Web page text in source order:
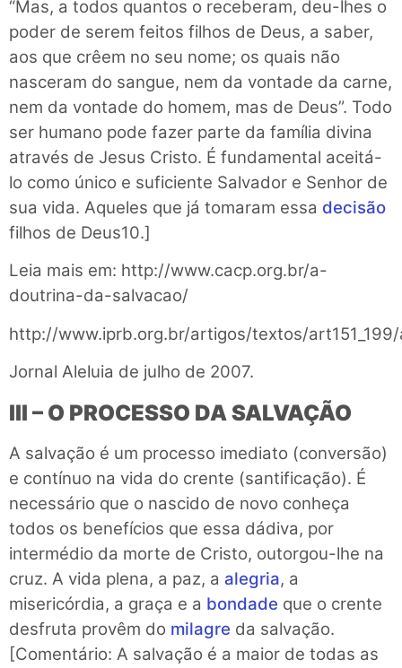
“Mas, a todos quantos o receberam, deu-lhes o
poder de serem feitos filhos de Deus, a saber,
aos que crêem no seu nome; os quais não
nasceram do sangue, nem da vontade da carne,
nem da vontade do homem, mas de Deus”. Todo
ser humano pode fazer parte da família divina
através de Jesus Cristo. É fundamental aceitá-
lo como único e suficiente Salvador e Senhor de
sua vida. Aqueles que já tomaram essa decisão
filhos de Deus10.]
Leia mais em: http://www.cacp.org.br/a-
doutrina-da-salvacao/
http://www.iprb.org.br/artigos/textos/art151_199/
Jornal Aleluia de julho de 2007.
III – O PROCESSO DA SALVAÇÃO
A salvação é um processo imediato (conversão)
e contínuo na vida do crente (santificação). É
necessário que o nascido de novo conheça
todos os benefícios que essa dádiva, por
intermédio da morte de Cristo, outorgou-lhe na
cruz. A vida plena, a paz, a alegria, a
misericórdia, a graça e a bondade que o crente
desfruta provêm do milagre da salvação.
[Comentário: A salvação é a maior de todas as